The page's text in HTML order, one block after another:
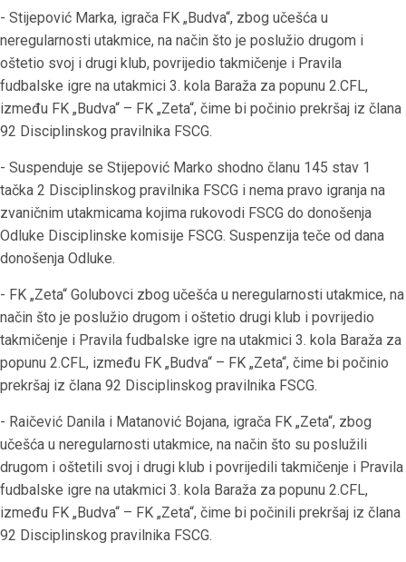
- Stijepović Marka, igrača FK „Budva“, zbog učešća u
neregularnosti utakmice, na način što je poslužio drugom i
oštetio svoj i drugi klub, povrijedio takmičenje i Pravila
fudbalske igre na utakmici 3. kola Baraža za popunu 2.CFL,
između FK „Budva“ – FK „Zeta“, čime bi počinio prekršaj iz člana
92 Disciplinskog pravilnika FSCG.
- Suspenduje se Stijepović Marko shodno članu 145 stav 1
tačka 2 Disciplinskog pravilnika FSCG i nema pravo igranja na
zvaničnim utakmicama kojima rukovodi FSCG do donošenja
Odluke Disciplinske komisije FSCG. Suspenzija teče od dana
donošenja Odluke.
- FK „Zeta“ Golubovci zbog učešća u neregularnosti utakmice, na
način što je poslužio drugom i oštetio drugi klub i povrijedio
takmičenje i Pravila fudbalske igre na utakmici 3. kola Baraža za
popunu 2.CFL, između FK „Budva“ – FK „Zeta“, čime bi počinio
prekršaj iz člana 92 Disciplinskog pravilnika FSCG.
- Raičević Danila i Matanović Bojana, igrača FK „Zeta“, zbog
učešća u neregularnosti utakmice, na način što su poslužili
drugom i oštetili svoj i drugi klub i povrijedili takmičenje i Pravila
fudbalske igre na utakmici 3. kola Baraža za popunu 2.CFL,
između FK „Budva“ – FK „Zeta“, čime bi počinili prekršaj iz člana
92 Disciplinskog pravilnika FSCG.